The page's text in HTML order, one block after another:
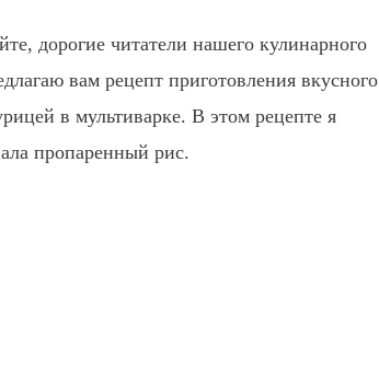
дорогие читатели нашего кулинарного
вам рецепт приготовления вкусного
в мультиварке. В этом рецепте я
пропаренный рис.